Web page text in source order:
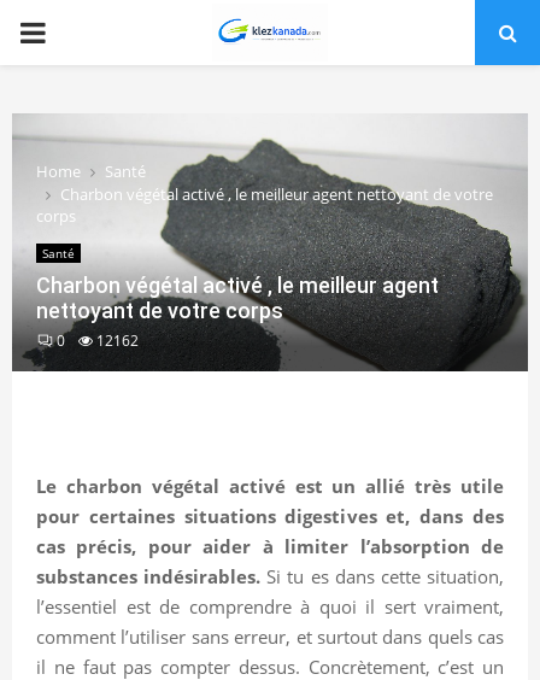
PRIMARY
Home
Santé
Charbon végétal activé , le meilleur agent nettoyant de votre
corps
Santé
Charbon végétal activé , le meilleur agent
nettoyant de votre corps
0 12162
Le charbon végétal activé est un allié très utile
pour certaines situations digestives et, dans des
cas précis, pour aider à limiter l’absorption de
substances indésirables. Si tu es dans cette situation,
l’essentiel est de comprendre à quoi il sert vraiment,
comment l’utiliser sans erreur, et surtout dans quels cas
il ne faut pas compter dessus. Concrètement, c’est un